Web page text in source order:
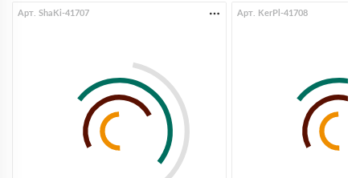
Арт. ShaKi-41707 Арт. KerPl-41708